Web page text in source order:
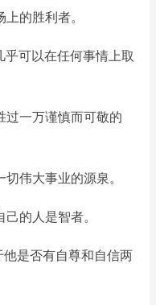
的胜利者。
可以在任何事情上取
过一万谨慎而可敬的
伟大事业的源泉。
的人是智者。
是否有自尊和自信两